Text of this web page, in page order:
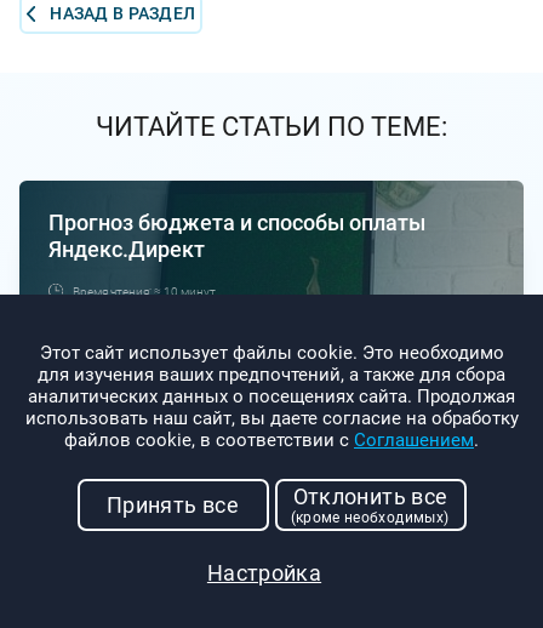
НАЗАД В РАЗДЕЛ
ЧИТАЙТЕ СТАТЬИ ПО ТЕМЕ:
Прогноз бюджета и способы оплаты
Яндекс.Директ
Время чтения: ≈ 10 минут
Как происходит скликивание контекстной
рекламы и как от него защититься
Время чтения: ≈ 15 минут
Читать статью
Этот сайт использует файлы cookie. Это необходимо
для изучения ваших предпочтений, а также для сбора
аналитических данных о посещениях сайта. Продолжая
использовать наш сайт, вы даете согласие на обработку
файлов cookie, в соответствии с Соглашением.
Настройка
Принять все Отклонить все
(кроме необходимых)